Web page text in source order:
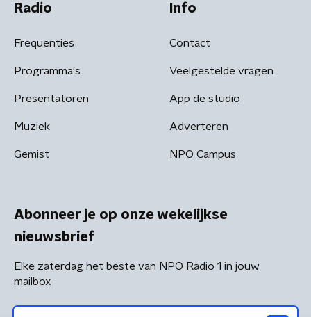
Radio
Frequenties
Programma's
Presentatoren
Muziek
Gemist
Info
Contact
Veelgestelde vragen
App de studio
Adverteren
NPO Campus
Abonneer je op onze wekelijkse
nieuwsbrief
Elke zaterdag het beste van NPO Radio 1 in jouw
mailbox